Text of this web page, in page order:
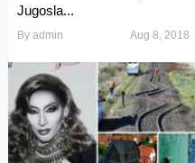
Jugosla...
By admin Aug 8, 2018